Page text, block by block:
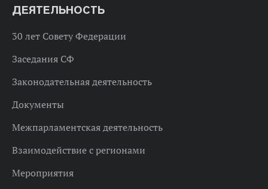
ДЕЯТЕЛЬНОСТЬ
30 лет Совету Федерации
Заседания СФ
Законодательная деятельность
Документы
Межпарламентская деятельность
Взаимодействие с регионами
Мероприятия